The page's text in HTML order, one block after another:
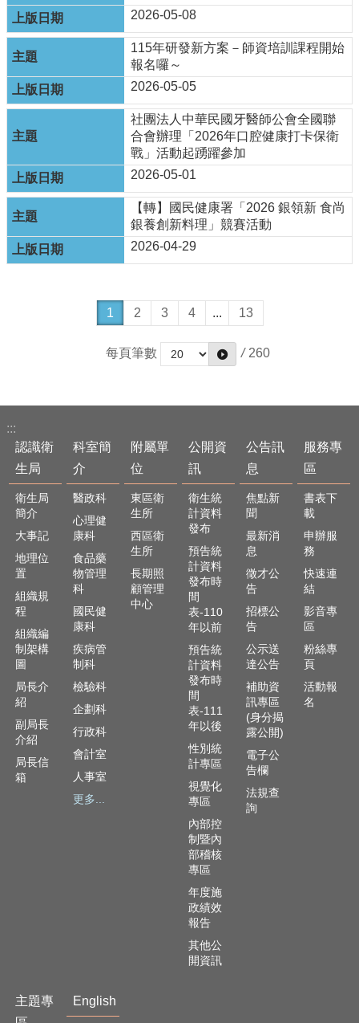
2026-05-08
115年研發新方案－師資培訓課程開始
報名囉～
2026-05-05
社團法人中華民國牙醫師公會全國聯
合會辦理「2026年口腔健康打卡保衛
戰」活動起踴躍參加
2026-05-01
【轉】國民健康署「2026 銀領新 食尚
銀養創新料理」競賽活動
2026-04-29
1 2 3 4 ... 13
每頁筆數 / 260
:::
認識衛
生局
衛生局
簡介
大事記
地理位
置
組織規
程
組織編
制架構
圖
局長介
紹
副局長
介紹
局長信
箱
科室簡
介
醫政科
心理健
康科
食品藥
物管理
科
國民健
康科
疾病管
制科
檢驗科
企劃科
行政科
會計室
人事室
更多...
附屬單
位
東區衛
生所
西區衛
生所
長期照
顧管理
中心
公開資
訊
衛生統
計資料
發布
預告統
計資料
發布時
間
表-110
年以前
預告統
計資料
發布時
間
表-111
年以後
性別統
計專區
視覺化
專區
內部控
制暨內
部稽核
專區
年度施
政績效
報告
其他公
開資訊
公告訊
息
焦點新
聞
最新消
息
徵才公
告
招標公
告
公示送
達公告
補助資
訊專區
(身分揭
露公開)
電子公
告欄
法規查
詢
服務專
區
書表下
載
申辦服
務
快速連
結
影音專
區
粉絲專
頁
活動報
名
主題專
English